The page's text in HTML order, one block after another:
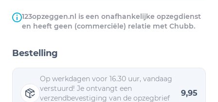
123opzeggen.nl is een onafhankelijke opzegdienst
en heeft geen (commerciële) relatie met Chubb.
Bestelling
Op werkdagen voor 16.30 uur, vandaag
verstuurd! Je ontvangt een
verzendbevestiging van de opzegbrief
9,95